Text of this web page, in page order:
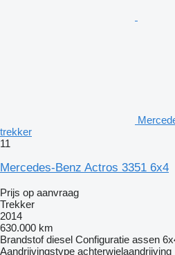
trekker
11
Mercedes-Benz Actros 3351 6x4
Prijs op aanvraag
Trekker
2014
630.000 km
Brandstof diesel Configuratie assen
Aandrijvingstype achterwielaandrijving